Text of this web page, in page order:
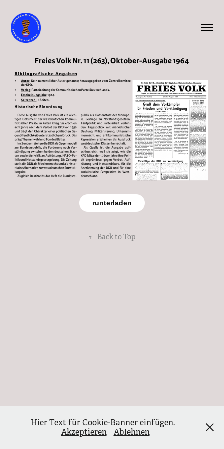
runterladen
↑ Back to Top
Hier Text für Cookie-Banner einfügen.
Akzeptieren
Ablehnen